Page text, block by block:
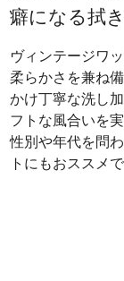
癖になる拭
ヴィンテージワ
柔らかさを兼ね
かけ丁寧な洗し
フトな風合いを
性別や年代を問
トにもおススメで